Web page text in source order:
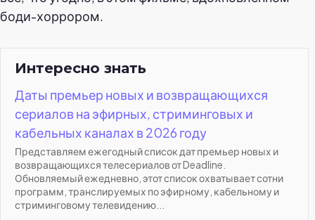
боди-хоррором.
Интересно знать
Даты премьер новых и возвращающихся
сериалов на эфирных, стриминговых и
кабельных каналах в 2026 году
Представляем ежегодный список дат премьер новых и
возвращающихся телесериалов от Deadline.
Обновляемый ежедневно, этот список охватывает сотни
программ, транслируемых по эфирному, кабельному и
стриминговому телевидению...